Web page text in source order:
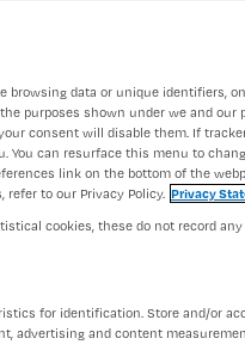
waarmee ze
browsing data or unique identifiers,
purposes shown under we and our
consent will disable them. If
You can resurface this menu to
link on the bottom of the
to our Privacy Policy. Privacy
cookies, these do not record
for identification. Store and/or
advertising and content